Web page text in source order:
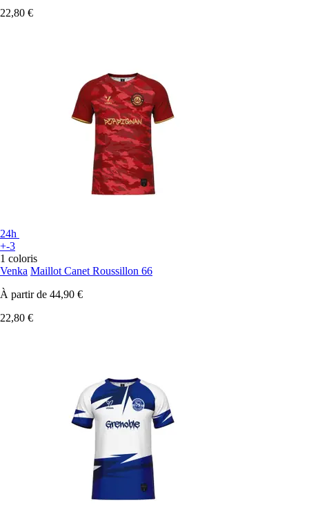
22,80 €
24h
+-3
1 coloris
Venka Maillot Canet Roussillon 66
À partir de 44,90 €
22,80 €